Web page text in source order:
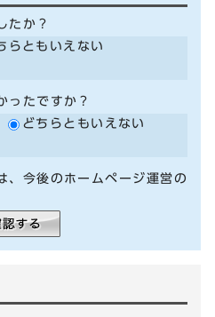
たか？
らともいえない
ったですか？
どちらともいえない
、今後のホームページ運営の